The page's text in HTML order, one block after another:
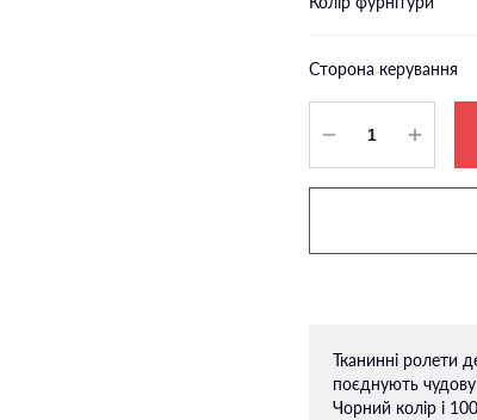
Сторона керування
Тканинні ролети
поєднують
Чорний колір і